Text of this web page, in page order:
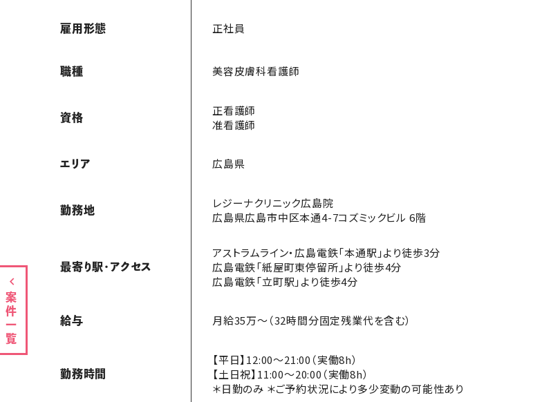
案件一覧
雇用形態 正社員
職種 美容皮膚科看護師
資格
正看護師
准看護師
エリア 広島県
勤務地
レジーナクリニック広島院
広島県広島市中区本通4-7コズミックビル 6階
最寄り駅・アクセス
アストラムライン・広島電鉄「本通駅」より徒歩3分
広島電鉄「紙屋町東停留所」より徒歩4分
広島電鉄「立町駅」より徒歩4分
給与 月給35万～（32時間分固定残業代を含む）
勤務時間
【平日】12:00～21:00（実働8h）
【土日祝】11:00～20:00（実働8h）
＊日勤のみ ＊ご予約状況により多少変動の可能性あり